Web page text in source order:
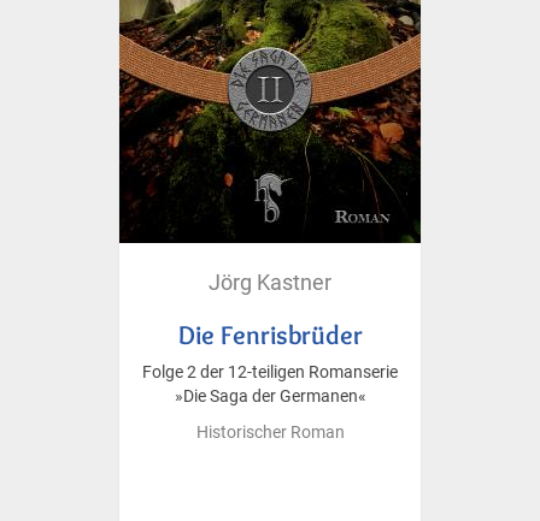
Jörg Kastner
Die Fenrisbrüder
Folge 2 der 12-teiligen Romanserie
»Die Saga der Germanen«
Historischer Roman